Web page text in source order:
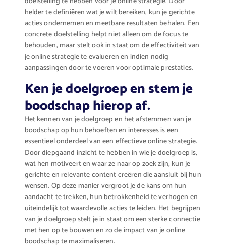
helder te definiëren wat je wilt bereiken, kun je gerichte
acties ondernemen en meetbare resultaten behalen. Een
concrete doelstelling helpt niet alleen om de focus te
behouden, maar stelt ook in staat om de effectiviteit van
je online strategie te evalueren en indien nodig
aanpassingen door te voeren voor optimale prestaties.
Ken je doelgroep en stem je
boodschap hierop af.
Het kennen van je doelgroep en het afstemmen van je
boodschap op hun behoeften en interesses is een
essentieel onderdeel van een effectieve online strategie.
Door diepgaand inzicht te hebben in wie je doelgroep is,
wat hen motiveert en waar ze naar op zoek zijn, kun je
gerichte en relevante content creëren die aansluit bij hun
wensen. Op deze manier vergroot je de kans om hun
aandacht te trekken, hun betrokkenheid te verhogen en
uiteindelijk tot waardevolle acties te leiden. Het begrijpen
van je doelgroep stelt je in staat om een sterke connectie
met hen op te bouwen en zo de impact van je online
boodschap te maximaliseren.